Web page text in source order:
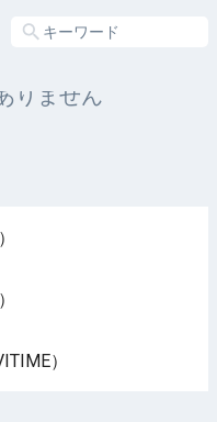
りません
）